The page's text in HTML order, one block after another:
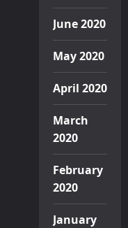
June 2020
May 2020
April 2020
March
2020
February
2020
January